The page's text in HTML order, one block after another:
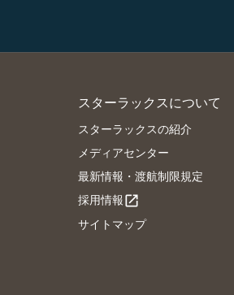
スターラックスについて
スターラックスの紹介
メディアセンター
最新情報・渡航制限規定
採用情報open_in_new
サイトマップ